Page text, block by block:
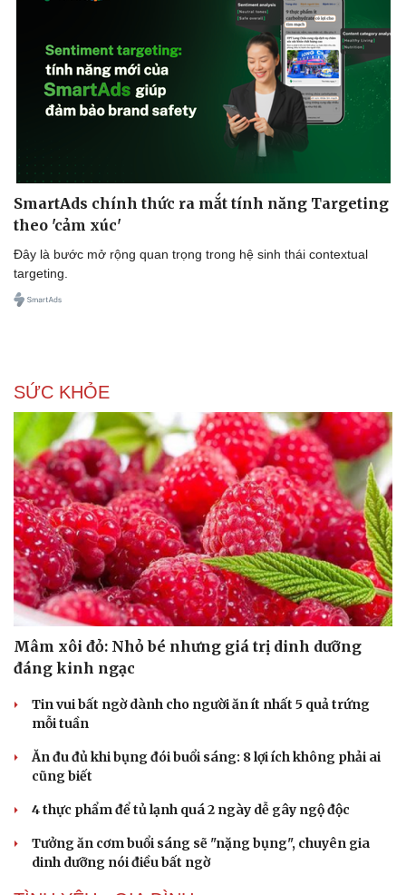
Sân khấu - Điện ảnh
Văn học
Âm nhạc
Di sản
Nghệ sĩ
Sao Việt
SmartAds chính thức ra mắt tính năng Targeting
theo 'cảm xúc'
Đây là bước mở rộng quan trọng trong hệ sinh thái contextual
targeting.
SỨC KHỎE
Mâm xôi đỏ: Nhỏ bé nhưng giá trị dinh dưỡng
đáng kinh ngạc
Tin vui bất ngờ dành cho người ăn ít nhất 5 quả trứng
mỗi tuần
Ăn đu đủ khi bụng đói buổi sáng: 8 lợi ích không phải ai
cũng biết
4 thực phẩm để tủ lạnh quá 2 ngày dễ gây ngộ độc
Tưởng ăn cơm buổi sáng sẽ "nặng bụng", chuyên gia
dinh dưỡng nói điều bất ngờ